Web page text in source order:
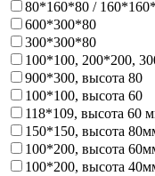
80*160*80 /
600*300*80
300*300*80
100*100, 200*200,
900*300, высота 80
100*100, высота 60
118*109, высота 60
150*150, высота
100*200, высота
100*200, высота